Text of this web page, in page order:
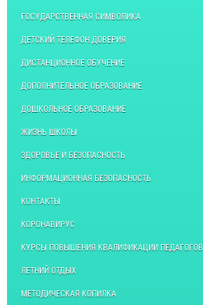
ГОСУДАРСТВЕННАЯ СИМВОЛИКА
ДЕТСКИЙ ТЕЛЕФОН ДОВЕРИЯ
ДИСТАНЦИОННОЕ ОБУЧЕНИЕ
ДОПОЛНИТЕЛЬНОЕ ОБРАЗОВАНИЕ
ДОШКОЛЬНОЕ ОБРАЗОВАНИЕ
ЖИЗНЬ ШКОЛЫ
ЗДОРОВЬЕ И БЕЗОПАСНОСТЬ
ИНФОРМАЦИОННАЯ БЕЗОПАСНОСТЬ
КОНТАКТЫ
КОРОНАВИРУС
КУРСЫ ПОВЫШЕНИЯ КВАЛИФИКАЦИИ ПЕДАГОГОВ
ЛЕТНИЙ ОТДЫХ
МЕТОДИЧЕСКАЯ КОПИЛКА